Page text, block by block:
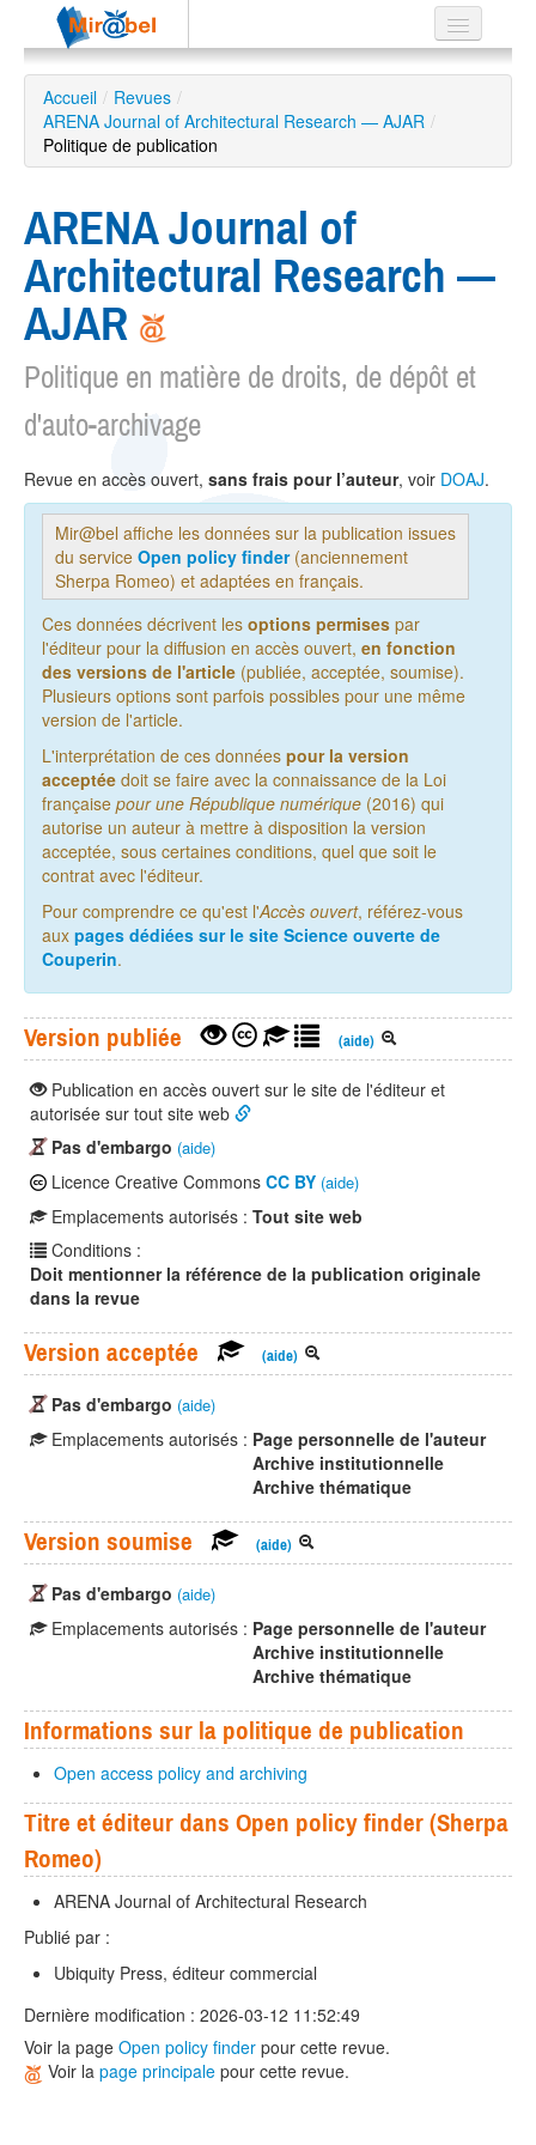
Le réseau
Soutien
Listes
Recherche
avancée
ES
?
Accueil / Revues /
ARENA Journal of Architectural Research — AJAR /
Politique de publication
ARENA Journal of
Architectural Research —
AJAR
Politique en matière de droits, de dépôt et
d'auto-archivage
Revue en accès ouvert, sans frais pour l’auteur, voir DOAJ.
Mir@bel affiche les données sur la publication issues
du service Open policy finder(anciennement
Sherpa Romeo) et adaptées en français.
Ces données décrivent les options permises par
l'éditeur pour la diffusion en accès ouvert, en fonction
des versions de l'article (publiée, acceptée, soumise).
Plusieurs options sont parfois possibles pour une même
version de l'article.
L'interprétation de ces données pour la version
acceptée doit se faire avec la connaissance de la Loi
française pour une République numérique (2016) qui
autorise un auteur à mettre à disposition la version
acceptée, sous certaines conditions, quel que soit le
contrat avec l'éditeur.
Pour comprendre ce qu'est l'Accès ouvert, référez-vous
aux pages dédiées sur le site Science ouverte de
Couperin.
Version publiée (aide)
Publication en accès ouvert sur le site de l'éditeur et
autorisée sur tout site web
Pas d'embargo (aide)
Licence Creative Commons CC BY (aide)
Emplacements autorisés : Tout site web
Conditions :
Doit mentionner la référence de la publication originale
dans la revue
Version acceptée (aide)
Pas d'embargo (aide)
Emplacements autorisés : Page personnelle de l'auteur
Archive institutionnelle
Archive thématique
Version soumise (aide)
Pas d'embargo (aide)
Emplacements autorisés : Page personnelle de l'auteur
Archive institutionnelle
Archive thématique
Informations sur la politique de publication
Open access policy and archiving
Titre et éditeur dans Open policy finder (Sherpa
Romeo)
ARENA Journal of Architectural Research
Publié par :
Ubiquity Press, éditeur commercial
Dernière modification : 2026-03-12 11:52:49
Voir la page Open policy finder pour cette revue.
Voir la page principale pour cette revue.